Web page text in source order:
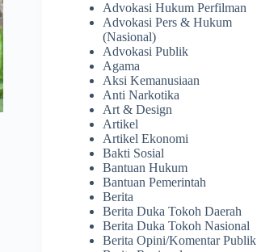
Advokasi Hukum Perfilman
Advokasi Pers & Hukum
(Nasional)
Advokasi Publik
Agama
Aksi Kemanusiaan
Anti Narkotika
Art & Design
Artikel
Artikel Ekonomi
Bakti Sosial
Bantuan Hukum
Bantuan Pemerintah
Berita
Berita Duka Tokoh Daerah
Berita Duka Tokoh Nasional
Berita Opini/Komentar Publik